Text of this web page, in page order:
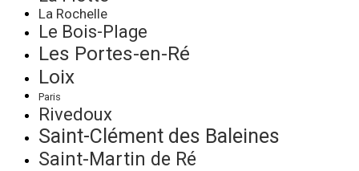
La Rochelle
Le Bois-Plage
Les Portes-en-Ré
Loix
Paris
Rivedoux
Saint-Clément des Baleines
Saint-Martin de Ré